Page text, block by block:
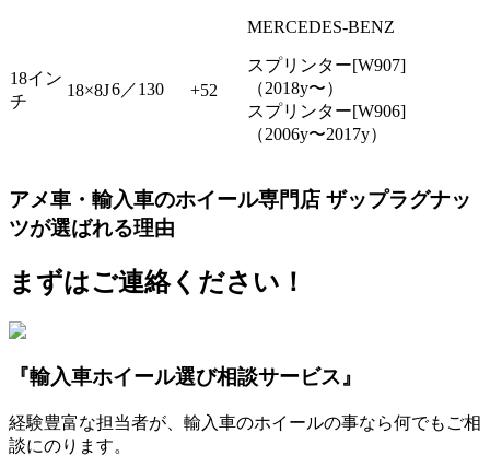
18イン
チ
18×8J6／130 +52
MERCEDES-BENZ
スプリンター[W907]
（2018y〜）
スプリンター[W906]
（2006y〜2017y）
アメ車・輸入車のホイール専門店 ザップラグナッ
ツが選ばれる理由
まずはご連絡ください！
『輸入車ホイール選び相談サービス』
経験豊富な担当者が、輸入車のホイールの事なら何でもご相
談にのります。